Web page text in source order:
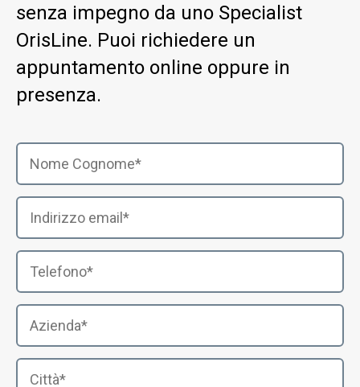
senza impegno da uno Specialist
OrisLine. Puoi richiedere un
appuntamento online oppure in
presenza.